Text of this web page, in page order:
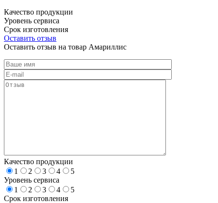
Качество продукции
Уровень сервиса
Срок изготовления
Оставить отзыв
Оставить отзыв на товар Амариллис
Качество продукции
1
2 3 4
5
Уровень сервиса
1
2 3 4
5
Срок изготовления